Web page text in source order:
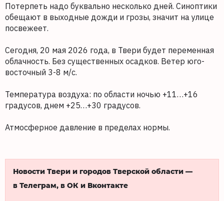
Потерпеть надо буквально несколько дней. Синоптики
обещают в выходные дожди и грозы, значит на улице
посвежеет.
Сегодня, 20 мая 2026 года, в Твери будет переменная
облачность. Без существенных осадков. Ветер юго-
восточный 3-8 м/с.
Температура воздуха: по области ночью +11…+16
градусов, днем +25…+30 градусов.
Атмосферное давление в пределах нормы.
Новости Твери и городов Тверской области —
в Телеграм, в ОК и Вконтакте